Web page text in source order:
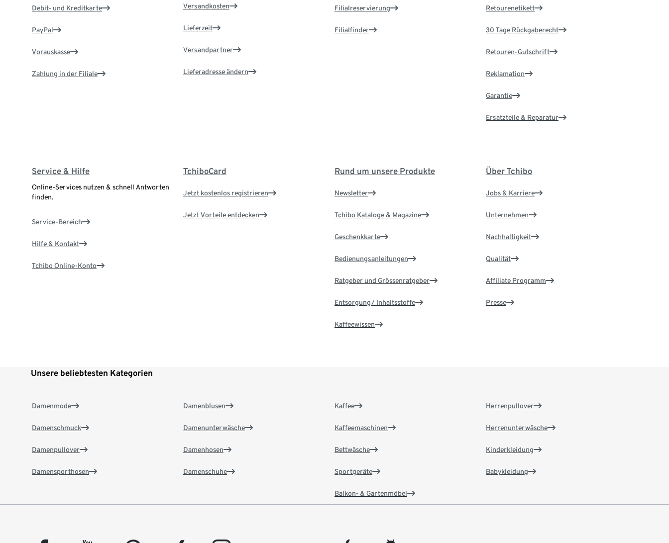
Debit- und Kreditkarte
PayPal
Vorauskasse
Zahlung in der Filiale
Versandkosten
Lieferzeit
Versandpartner
Lieferadresse ändern
Filialreservierung
Filialfinder
Retourenetikett
30 Tage Rückgaberecht
Retouren-Gutschrift
Reklamation
Garantie
Ersatzteile & Reparatur
Service & Hilfe
Online-Services nutzen & schnell Antworten
finden.
Service-Bereich
Hilfe & Kontakt
Tchibo Online-Konto
TchiboCard
Jetzt kostenlos registrieren
Jetzt Vorteile entdecken
Rund um unsere Produkte
Newsletter
Tchibo Kataloge & Magazine
Geschenkkarte
Bedienungsanleitungen
Ratgeber und Grössenratgeber
Entsorgung/ Inhaltsstoffe
Kaffeewissen
Über Tchibo
Jobs & Karriere
Unternehmen
Nachhaltigkeit
Qualität
Affiliate Programm
Presse
Unsere beliebtesten Kategorien
Damenmode
Damenschmuck
Damenpullover
Damensporthosen
Damenblusen
Damenunterwäsche
Damenhosen
Damenschuhe
Kaffee
Kaffeemaschinen
Bettwäsche
Sportgeräte
Balkon- & Gartenmöbel
Herrenpullover
Herrenunterwäsche
Kinderkleidung
Babykleidung